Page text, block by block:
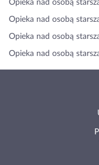
Opieka nad osobą
Opieka nad osobą
Opieka nad osobą
Opieka nad osobą